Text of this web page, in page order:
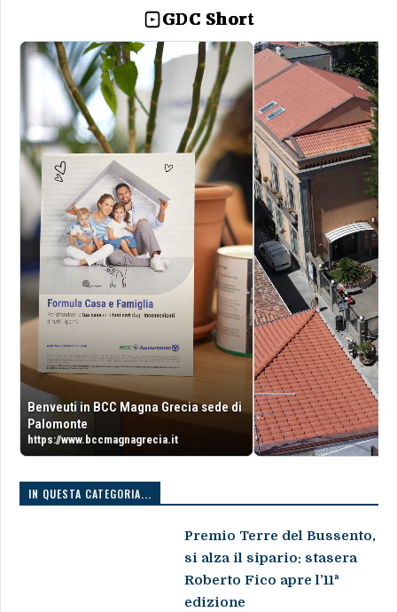
GDC Short
Benveuti in BCC Magna Grecia sede di
Palomonte
https://www.bccmagnagrecia.it
IN QUESTA CATEGORIA...
Premio Terre del Bussento,
si alza il sipario: stasera
Roberto Fico apre l’11ª
edizione